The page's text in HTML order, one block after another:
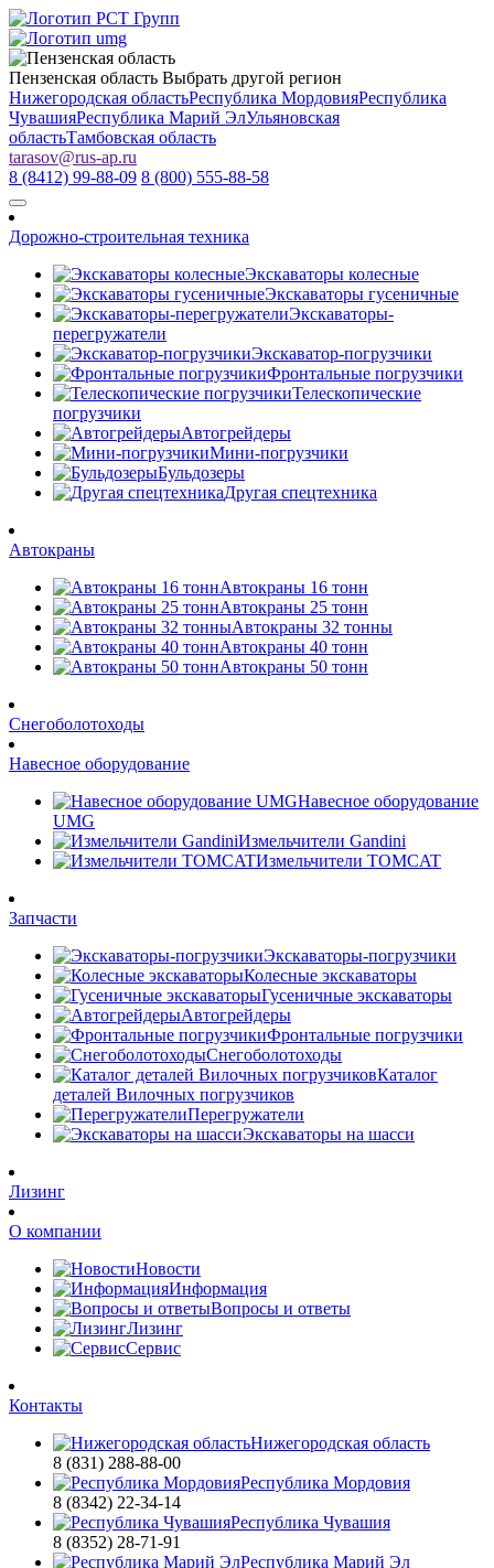
Пензенская область Выбрать другой регион
Нижегородская областьРеспублика МордовияРеспублика
ЧувашияРеспублика Марий ЭлУльяновская
областьТамбовская область
tarasov@rus-ap.ru
8 (8412) 99-88-09 8 (800) 555-88-58
Дорожно-строительная техника
Экскаваторы колесные
Экскаваторы гусеничные
Экскаваторы-
перегружатели
Экскаватор-погрузчики
Фронтальные погрузчики
Телескопические
погрузчики
Автогрейдеры
Мини-погрузчики
Бульдозеры
Другая спецтехника
Автокраны
Автокраны 16 тонн
Автокраны 25 тонн
Автокраны 32 тонны
Автокраны 40 тонн
Автокраны 50 тонн
Снегоболотоходы
Навесное оборудование
Навесное оборудование
UMG
Измельчители Gandini
Измельчители TOMCAT
Запчасти
Экскаваторы-погрузчики
Колесные экскаваторы
Гусеничные экскаваторы
Автогрейдеры
Фронтальные погрузчики
Снегоболотоходы
Каталог
деталей Вилочных погрузчиков
Перегружатели
Экскаваторы на шасси
Лизинг
О компании
Новости
Информация
Вопросы и ответы
Лизинг
Сервис
Контакты
Нижегородская область
8 (831) 288-88-00
Республика Мордовия
8 (8342) 22-34-14
Республика Чувашия
8 (8352) 28-71-91
Республика Марий Эл